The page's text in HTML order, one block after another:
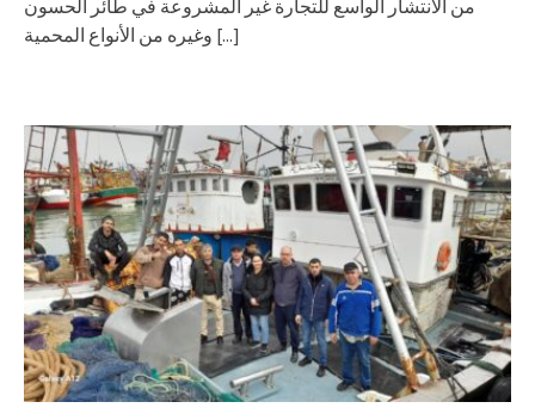
من الانتشار الواسع للتجارة غير المشروعة في طائر الحسون
وغيره من الأنواع المحمية [...]